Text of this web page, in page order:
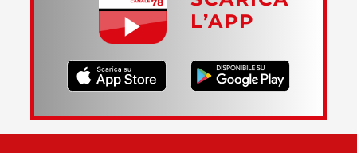
L’APP